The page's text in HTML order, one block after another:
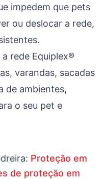
impedem que pets
ou deslocar a rede,
rede Equiplex®
varandas, sacadas
de ambientes,
o seu pet e
: Proteção em
de proteção em